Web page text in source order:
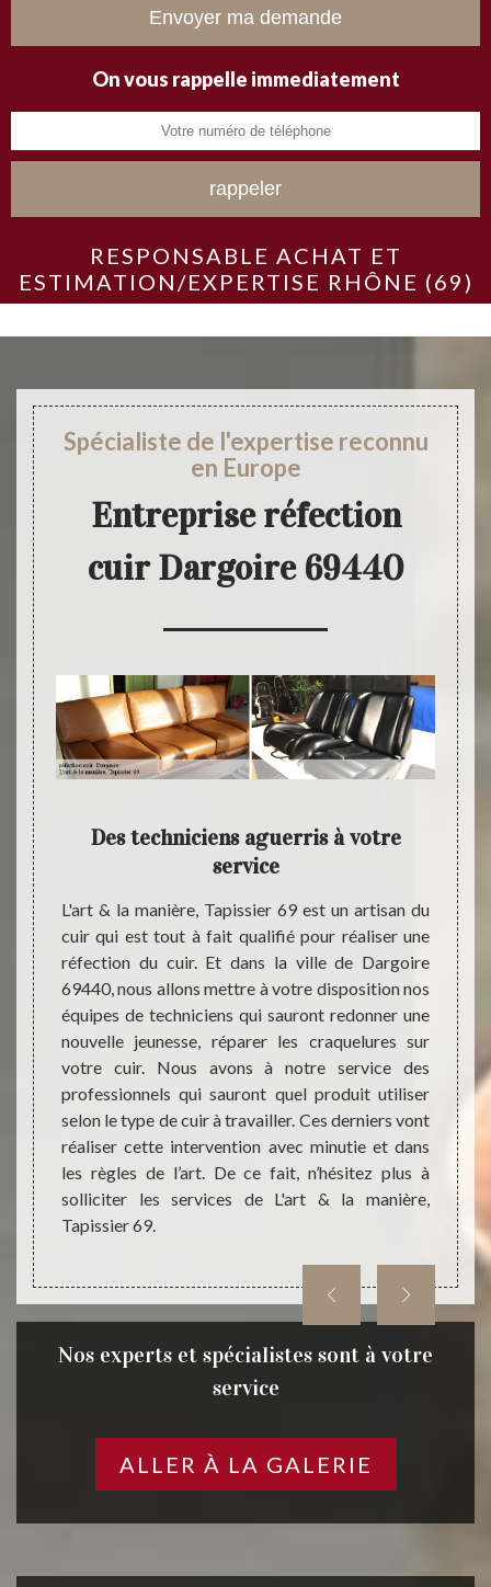
On vous rappelle immediatement
RESPONSABLE ACHAT ET
ESTIMATION/EXPERTISE RHÔNE (69)
Spécialiste de l'expertise reconnu
en Europe
Entreprise réfection
cuir Dargoire 69440
ses
à
69.
à
& la
son
et
la
lit.
Des techniciens aguerris à votre
service
L'art & la manière, Tapissier 69 est un artisan du
cuir qui est tout à fait qualifié pour réaliser une
réfection du cuir. Et dans la ville de Dargoire
69440, nous allons mettre à votre disposition nos
équipes de techniciens qui sauront redonner une
nouvelle jeunesse, réparer les craquelures sur
votre cuir. Nous avons à notre service des
professionnels qui sauront quel produit utiliser
selon le type de cuir à travailler. Ces derniers vont
réaliser cette intervention avec minutie et dans
les règles de l’art. De ce fait, n’hésitez plus à
solliciter les services de L'art & la manière,
Tapissier 69.
Il
Nos experts et spécialistes sont à votre
service
ALLER À LA GALERIE